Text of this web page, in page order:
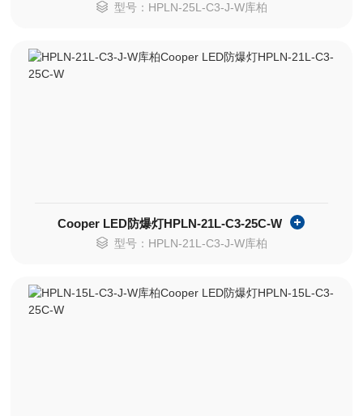
型号：HPLN-25L-C3-J-W库柏
Cooper LED防爆灯HPLN-21L-C3-25C-W
型号：HPLN-21L-C3-J-W库柏